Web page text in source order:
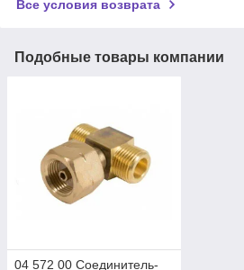
Все условия возврата
Подобные товары компании
04 572 00 Соединитель-